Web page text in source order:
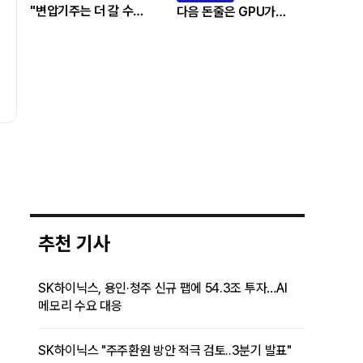
"변압기주는 더 갈 수
다음 돈줄은 GPU가
추천 기사
SK하이닉스, 용인·청주 신규 팹에 54.3조 투자…AI
메모리 수요 대응
SK하이닉스 "주주환원 방안 적극 검토..3분기 발표"